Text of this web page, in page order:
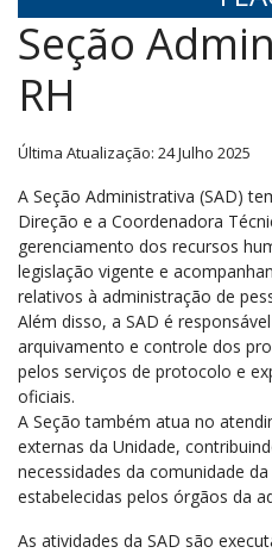
Seção
RH
Última Atualização: 24 Julho 2025
A Seção Administrativa (SAD)
Direção e a Coordenadora
gerenciamento dos recursos
legislação vigente e
relativos à administração de
Além disso, a SAD é
arquivamento e controle dos
pelos serviços de protocolo e
oficiais.
A Seção também atua no
externas da Unidade,
necessidades da comunidade da
estabelecidas pelos órgãos da
As atividades da SAD são